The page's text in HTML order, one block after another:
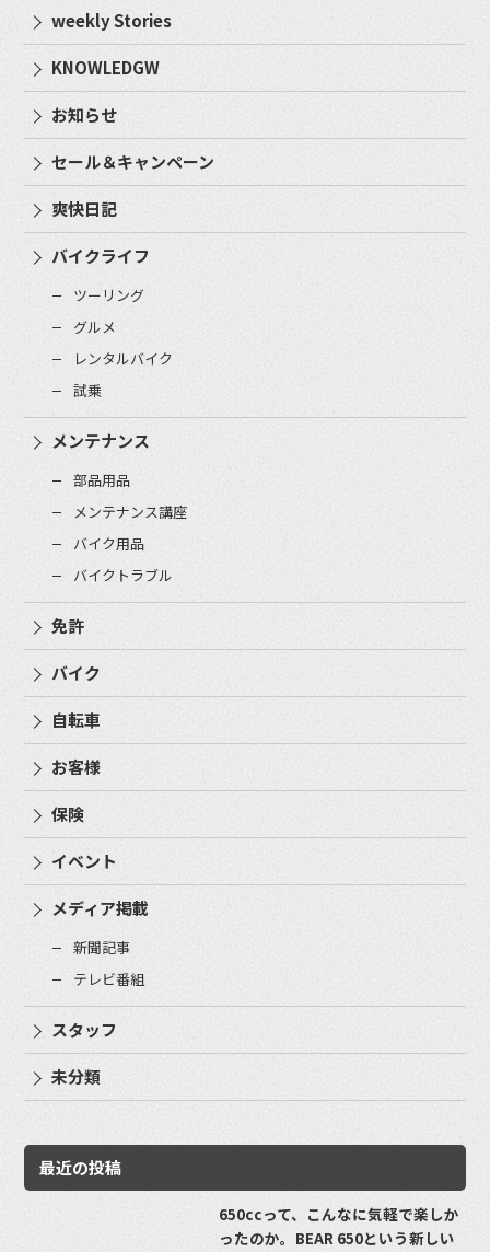
weekly Stories
KNOWLEDGW
お知らせ
セール＆キャンペーン
爽快日記
バイクライフ
ツーリング
グルメ
レンタルバイク
試乗
メンテナンス
部品用品
メンテナンス講座
バイク用品
バイクトラブル
免許
バイク
自転車
お客様
保険
イベント
メディア掲載
新聞記事
テレビ番組
スタッフ
未分類
最近の投稿
650ccって、こんなに気軽で楽しか
ったのか。BEAR 650という新しい